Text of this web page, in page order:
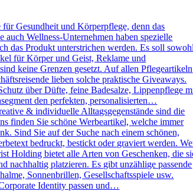
Gesundheit und Körperpflege, denn das
Wellness-Unternehmen haben spezielle
das Produkt unterstrichen werden. Es soll
für Körper und Geist, Reklame und
keine Grenzen gesetzt. Auf allen Pflegeartikeln
lieben solche praktische Giveaways.
über Düfte, feine Badesalze, Lippenpflege
den perfekten, personalisierten…
& individuelle Alltagsgegenstände sind die
finden Sie schöne Werbeartikel, welche immer
Sind Sie auf der Suche nach einem schönen,
bedruckt, bestickt oder graviert werden.
Holding bietet alle Arten von Geschenken, die
nachhaltig platzieren. Es gibt unzählige passende
Sonnenbrillen, Gesellschaftsspiele usw.
Identity passen und…